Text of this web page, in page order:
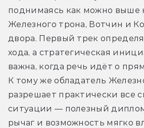
поднимаясь как можно выше
Железного трона, Вотчин и
двора. Первый трек
хода, а стратегическая
важна, когда речь идёт о
К тому же обладатель
разрешает практически все
ситуации — полезный
рычаг и возможность мягко